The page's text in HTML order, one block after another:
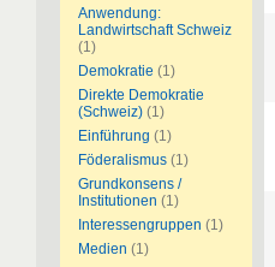
Anwendung:
Landwirtschaft Schweiz
(1)
Demokratie (1)
Direkte Demokratie
(Schweiz) (1)
Einführung (1)
Föderalismus (1)
Grundkonsens /
Institutionen (1)
Interessengruppen (1)
Medien (1)